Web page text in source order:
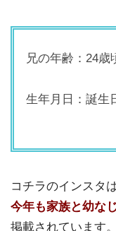
兄の年齢：24
生年月日：誕生
コチラのインスタは
今年も家族と幼な
掲載されています。